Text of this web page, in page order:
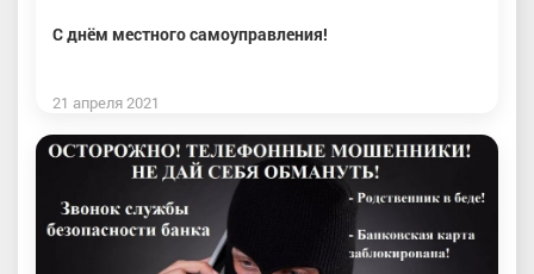
С днём местного самоуправления!
21 апреля 2021